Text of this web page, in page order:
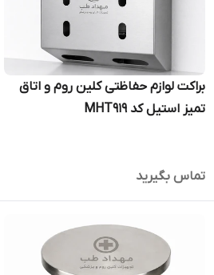
براکت لوازم حفاظتی کلین روم و اتاق
تمیز استیل کد MHT919
تماس بگیرید